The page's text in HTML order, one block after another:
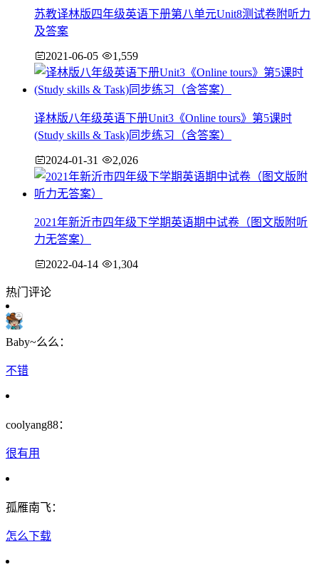
苏教译林版四年级英语下册第八单元Unit8测试卷附听力
及答案
2021-06-05 1,559
译林版八年级英语下册Unit3《Online tours》第5课时
(Study skills & Task)同步练习（含答案）
2024-01-31 2,026
2021年新沂市四年级下学期英语期中试卷（图文版附听
力无答案）
2022-04-14 1,304
热门评论
Baby~么么：
不错
coolyang88：
很有用
孤雁南飞：
怎么下载